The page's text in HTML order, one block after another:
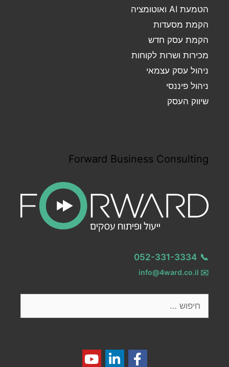
הטמעת AI ואוטומציה
הקמת מסעדות
הקמת עסק חדש
מכירות ושרות לקוחות
ניהול עסק עצמאי
ניהול פיננסי
שיווק העסק
Forward Business Consulting
📞
052-331-3334
✉️
info@4ward.co.il